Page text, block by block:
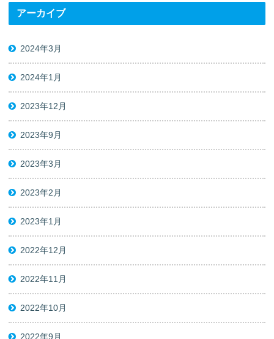
アーカイブ
2024年3月
2024年1月
2023年12月
2023年9月
2023年3月
2023年2月
2023年1月
2022年12月
2022年11月
2022年10月
2022年9月